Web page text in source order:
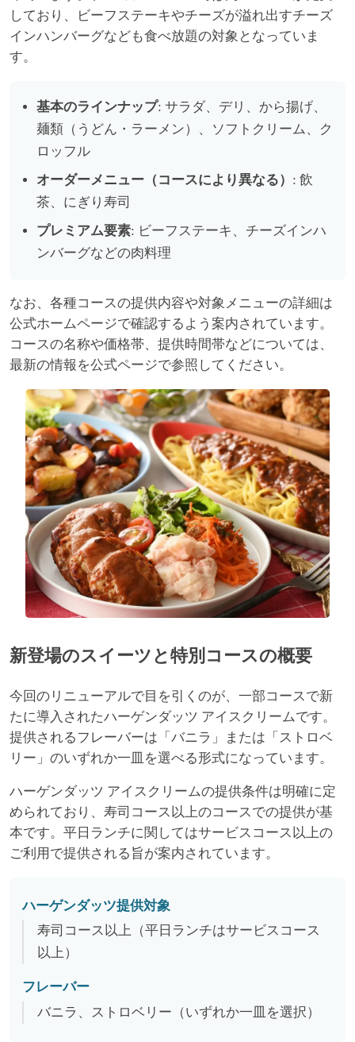
しており、ビーフステーキやチーズが溢れ出すチーズ
インハンバーグなども食べ放題の対象となっていま
す。
基本のラインナップ: サラダ、デリ、から揚げ、
麺類（うどん・ラーメン）、ソフトクリーム、ク
ロッフル
オーダーメニュー（コースにより異なる） : 飲
茶、にぎり寿司
プレミアム要素: ビーフステーキ、チーズインハ
ンバーグなどの肉料理
なお、各種コースの提供内容や対象メニューの詳細は
公式ホームページで確認するよう案内されています。
コースの名称や価格帯、提供時間帯などについては、
最新の情報を公式ページで参照してください。
新登場のスイーツと特別コースの概要
今回のリニューアルで目を引くのが、一部コースで新
たに導入されたハーゲンダッツ アイスクリームです。
提供されるフレーバーは「バニラ」または「ストロベ
リー」のいずれか一皿を選べる形式になっています。
ハーゲンダッツ アイスクリームの提供条件は明確に定
められており、寿司コース以上のコースでの提供が基
本です。平日ランチに関してはサービスコース以上の
ご利用で提供される旨が案内されています。
ハーゲンダッツ提供対象
寿司コース以上（平日ランチはサービスコース
以上）
フレーバー
バニラ、ストロベリー（いずれか一皿を選択）